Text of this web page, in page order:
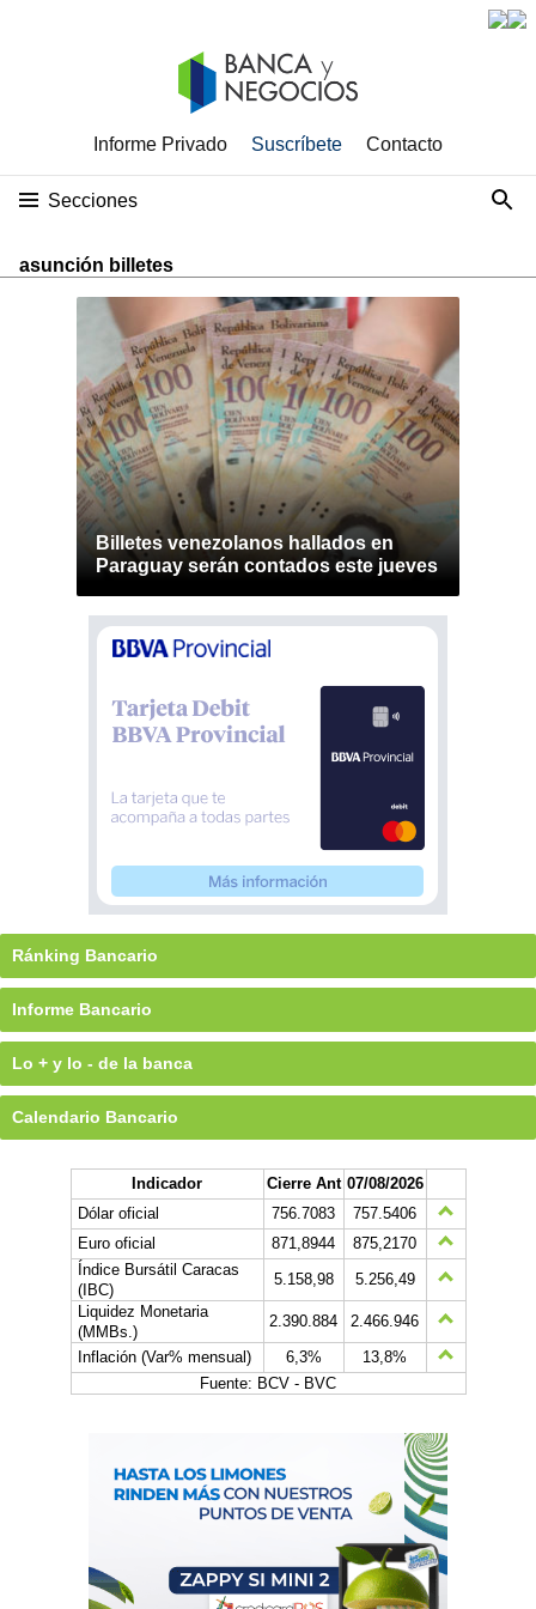
Informe Privado Suscríbete Contacto
Secciones
asunción billetes
Billetes venezolanos hallados en
Paraguay serán contados este jueves
Ránking Bancario
Informe Bancario
Lo + y lo - de la banca
Calendario Bancario
Indicador Cierre Ant 07/08/2026
Dólar oficial
756.7083
757.5406
Euro oficial
871,8944
875,2170
Índice Bursátil Caracas
(IBC)
5.158,98
5.256,49
Liquidez Monetaria
(MMBs.)
2.390.884
2.466.946
Inflación (Var% mensual)
6,3%
13,8%
Fuente: BCV - BVC